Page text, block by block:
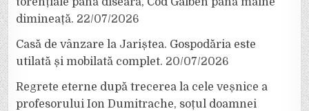
dimineață. 22/07/2026
Casă de vânzare la Jariștea. Gospodăria este
utilată și mobilată complet. 20/07/2026
Regrete eterne după trecerea la cele veșnice a
profesorului Ion Dumitrache, soțul doamnei